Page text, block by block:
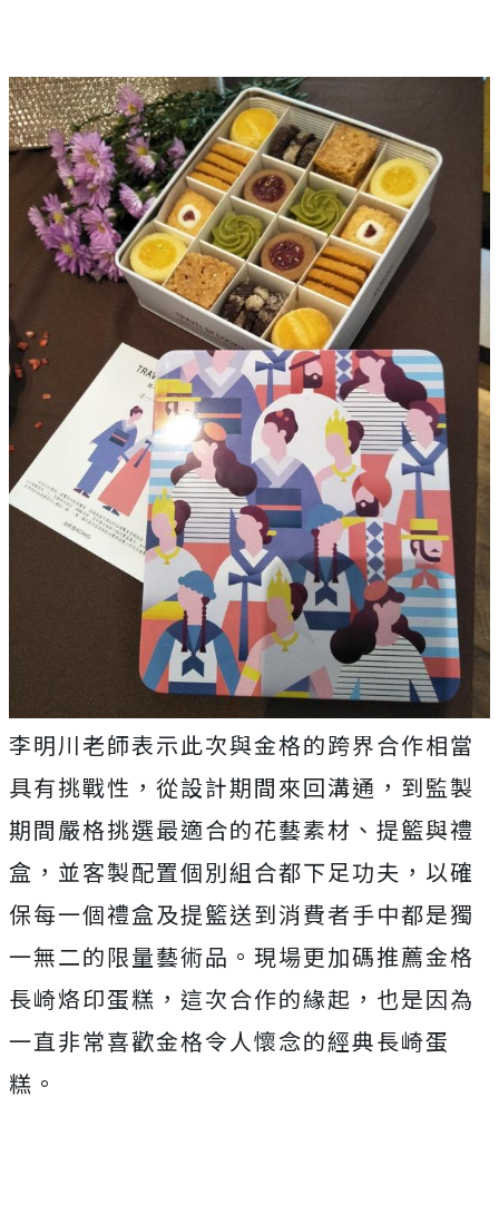
李明川老師表示此次與金格的跨界合作相當
具有挑戰性，從設計期間來回溝通，到監製
期間嚴格挑選最適合的花藝素材、提籃與禮
盒，並客製配置個別組合都下足功夫，以確
保每一個禮盒及提籃送到消費者手中都是獨
一無二的限量藝術品。現場更加碼推薦金格
長崎烙印蛋糕，這次合作的緣起，也是因為
一直非常喜歡金格令人懷念的經典長崎蛋
糕。